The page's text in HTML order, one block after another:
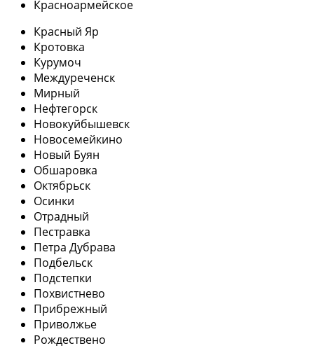
Красноармейское
Красный Яр
Кротовка
Курумоч
Междуреченск
Мирный
Нефтегорск
Новокуйбышевск
Новосемейкино
Новый Буян
Обшаровка
Октябрьск
Осинки
Отрадный
Пестравка
Петра Дубрава
Подбельск
Подстепки
Похвистнево
Прибрежный
Приволжье
Рождествено